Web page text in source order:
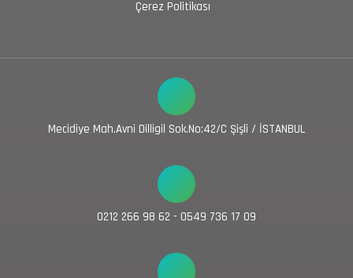
Çerez Politikası
Mecidiye Mah.Avni Dilligil Sok.No:42/C Şişli / İSTANBUL
0212 266 98 62 - 0549 736 17 09